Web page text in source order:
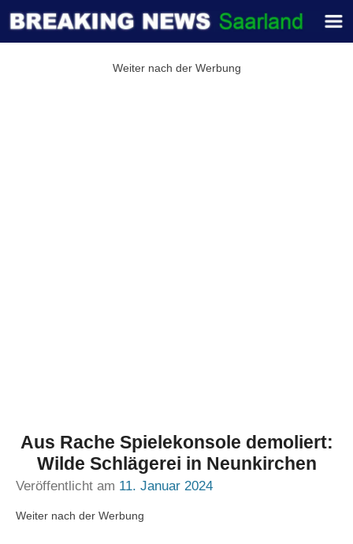
Weiter nach der Werbung
Aus Rache Spielekonsole demoliert:
Wilde Schlägerei in Neunkirchen
Veröffentlicht am 11. Januar 2024
Weiter nach der Werbung